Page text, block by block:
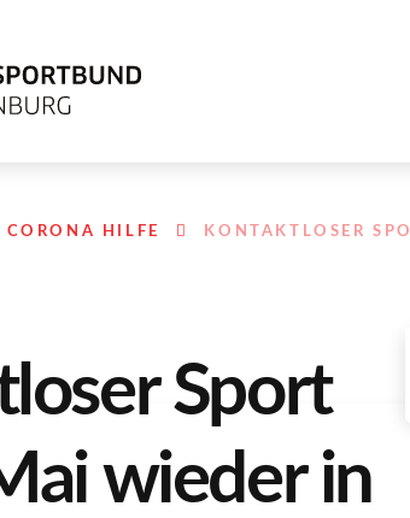
CORONA HILFE KONTAKTLOSER
Sport
wieder in